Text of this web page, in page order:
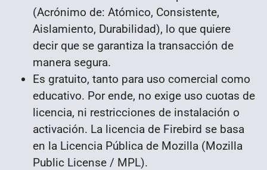
(Acrónimo de: Atómico, Consistente,
Aislamiento, Durabilidad), lo que quiere
decir que se garantiza la transacción de
manera segura.
Es gratuito, tanto para uso comercial como
educativo. Por ende, no exige uso cuotas de
licencia, ni restricciones de instalación o
activación. La licencia de Firebird se basa
en la Licencia Pública de Mozilla (Mozilla
Public License / MPL).